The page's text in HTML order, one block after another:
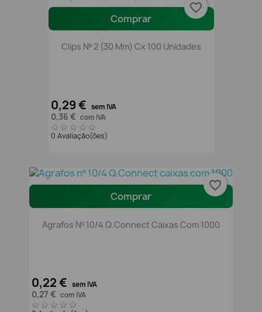
Comprar
Clips Nº 2 (30 Mm) Cx 100 Unidades
0,29 € sem IVA
0,36 € com IVA
0 Avaliação(ões)
favorite_border
Comprar
Agrafos Nº 10/4 Q.Connect Caixas Com 1000
0,22 € sem IVA
0,27 € com IVA
favorite_border